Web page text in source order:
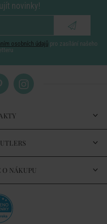
novinky!
osobních údajů pro zasílání našeho
NÁKUPU